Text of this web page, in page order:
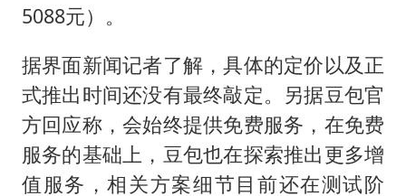
5088元）。
据界面新闻记者了解，具体的定价以及正
式推出时间还没有最终敲定。另据豆包官
方回应称，会始终提供免费服务，在免费
服务的基础上，豆包也在探索推出更多增
值服务，相关方案细节目前还在测试阶